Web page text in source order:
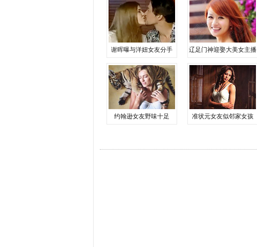
谢晖曝与洋妞女友分手 辽足门神迎娶大美女主播
约翰逊女友野味十足 准状元女友似邻家女孩